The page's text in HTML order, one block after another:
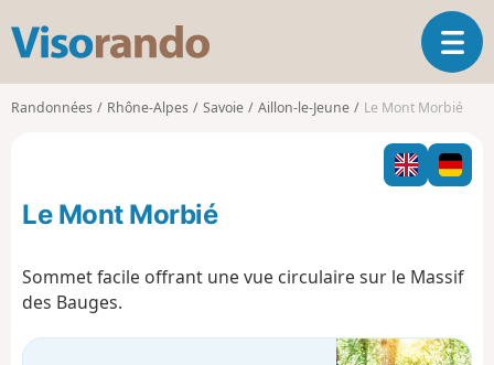
s
o
o
O
u
v
i
r
l
v
a
Randonnées Rhône-Alpes Savoie Aillon-le-Jeune Le Mont Morbié
Le Mont Morbié
Sommet facile offrant une vue circulaire sur le Massif
des Bauges.